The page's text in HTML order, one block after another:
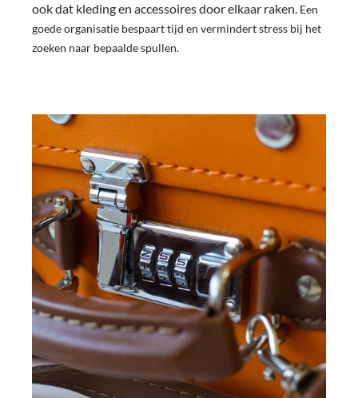
ook dat kleding en accessoires door elkaar raken. Een
goede organisatie bespaart tijd en vermindert stress bij het
zoeken naar bepaalde spullen.